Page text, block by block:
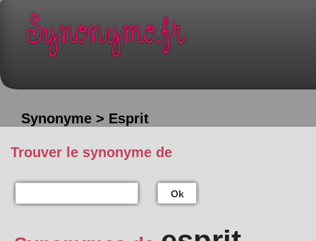
Synonyme > Esprit
Trouver le synonyme de
Ok